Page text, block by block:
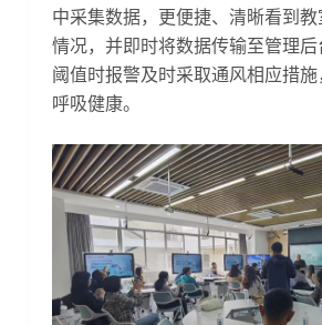
中采集数据，更便捷、清晰看到
情况，并即时将数据传输至管理
阈值时报警及时采取通风相应措
呼吸健康。